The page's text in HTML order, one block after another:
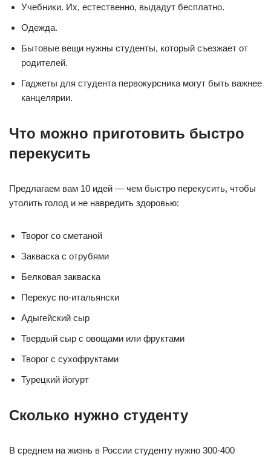
Учебники. Их, естественно, выдадут бесплатно.
Одежда.
Бытовые вещи нужны студенты, который съезжает от
родителей.
Гаджеты для студента первокурсника могут быть важнее
канцелярии.
Что можно приготовить быстро
перекусить
Предлагаем вам 10 идей — чем быстро перекусить, чтобы
утолить голод и не навредить здоровью:
Творог со сметаной
Закваска с отрубями
Белковая закваска
Перекус по-итальянски
Адыгейский сыр
Твердый сыр с овощами или фруктами
Творог с сухофруктами
Турецкий йогурт
Сколько нужно студенту
В среднем на жизнь в России студенту нужно 300-400